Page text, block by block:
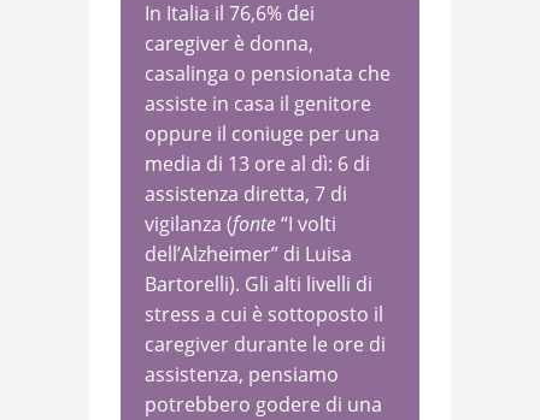
In Italia il 76,6% dei
caregiver è donna,
casalinga o pensionata che
assiste in casa il genitore
oppure il coniuge per una
media di 13 ore al dì: 6 di
assistenza diretta, 7 di
vigilanza (fonte“I volti
dell’Alzheimer” di Luisa
Bartorelli). Gli alti livelli di
stress a cui è sottoposto il
caregiver durante le ore di
assistenza, pensiamo
potrebbero godere di una